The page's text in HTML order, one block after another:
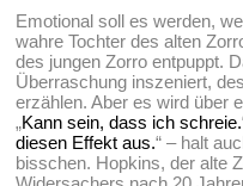
Emotional soll es werden,
wahre Tochter des alten
des jungen Zorro entpuppt.
Überraschung inszeniert,
erzählen. Aber es wird über
„Kann sein, dass ich schreie.
diesen Effekt aus.“ – halt
bisschen. Hopkins, der alte